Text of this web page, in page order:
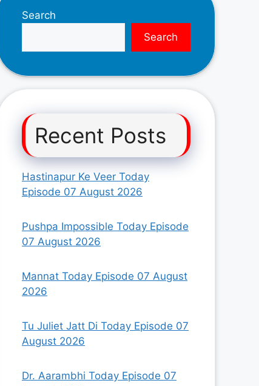
Search
Search
Recent Posts
Hastinapur Ke Veer Today
Episode 07 August 2026
Pushpa Impossible Today Episode
07 August 2026
Mannat Today Episode 07 August
2026
Tu Juliet Jatt Di Today Episode 07
August 2026
Dr. Aarambhi Today Episode 07